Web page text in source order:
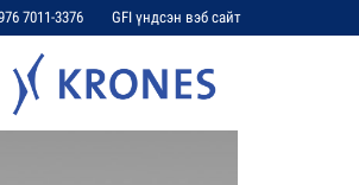
7011-3376 GFI үндсэн вэб сайт